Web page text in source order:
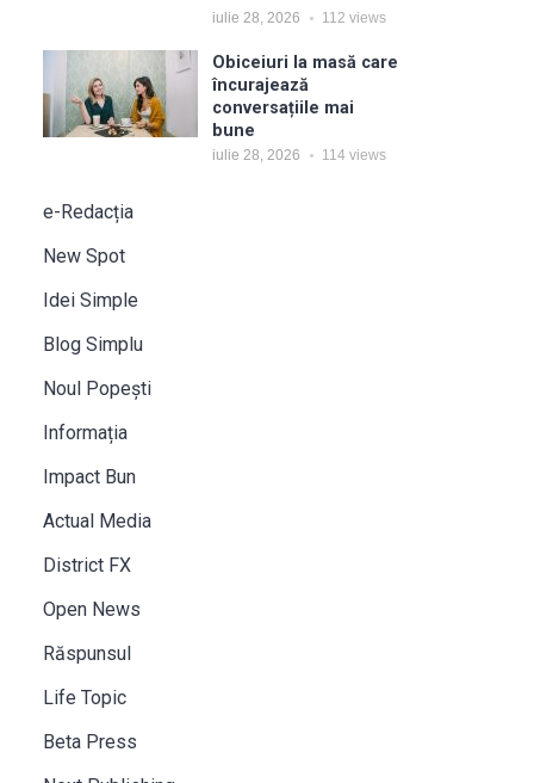
iulie 28, 2026 112 views
Obiceiuri la masă care
încurajează
conversațiile mai
bune
iulie 28, 2026 114 views
e-Redacția
New Spot
Idei Simple
Blog Simplu
Noul Popești
Informația
Impact Bun
Actual Media
District FX
Open News
Răspunsul
Life Topic
Beta Press